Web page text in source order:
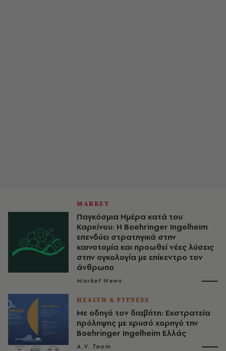
MARKET
Παγκόσμια Ημέρα κατά του
Καρκίνου: Η Boehringer Ingelheim
επενδύει στρατηγικά στην
καινοτομία και προωθεί νέες λύσεις
στην ογκολογία με επίκεντρο τον
άνθρωπο
Market News
HEALTH & FITNESS
Με οδηγό τον διαβήτη: Εκστρατεία
πρόληψης με χρυσό χορηγό την
Boehringer Ingelheim Ελλάς
A.V. Team